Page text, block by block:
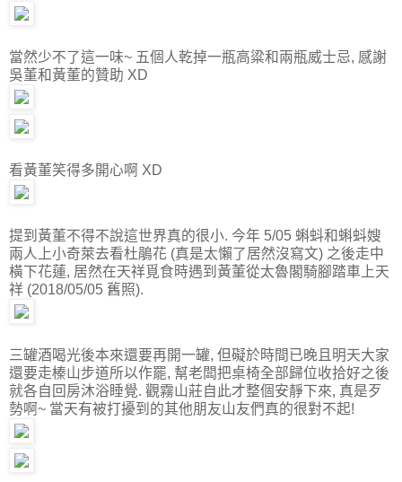
當然少不了這一味~ 五個人乾掉一瓶高粱和兩瓶威士忌, 感謝
吳董和黃董的贊助 XD
看黃董笑得多開心啊 XD
提到黃董不得不說這世界真的很小. 今年 5/05 蝌蚪和蝌蚪嫂
兩人上小奇萊去看杜鵑花 (真是太懶了居然沒寫文) 之後走中
橫下花蓮, 居然在天祥覓食時遇到黃董從太魯閣騎腳踏車上天
祥 (2018/05/05 舊照).
三罐酒喝光後本來還要再開一罐, 但礙於時間已晚且明天大家
還要走榛山步道所以作罷, 幫老闆把桌椅全部歸位收拾好之後
就各自回房沐浴睡覺. 觀霧山莊自此才整個安靜下來, 真是歹
勢啊~ 當天有被打擾到的其他朋友山友們真的很對不起!